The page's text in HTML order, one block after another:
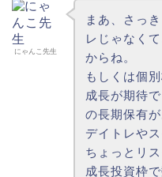
にゃんこ先生
まあ、さっ
レじゃなく
からね。
もしくは個
成長が期待
の長期保有が
デイトレや
ちょっとリ
成長投資枠